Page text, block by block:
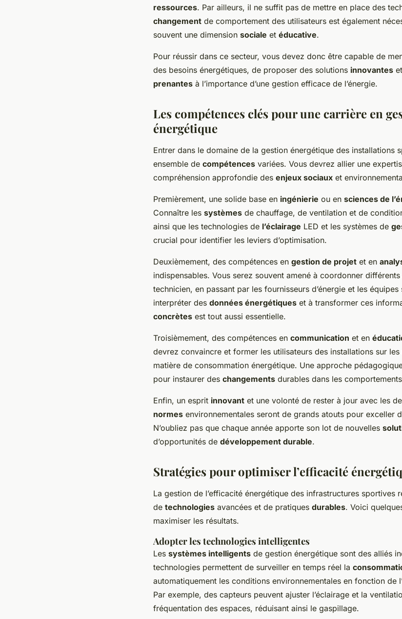
ressources. Par ailleurs, il ne suffit pas de mettre en place des
changement de comportement des utilisateurs est également
souvent une dimension sociale et éducative.
Pour réussir dans ce secteur, vous devez donc être capable de
des besoins énergétiques, de proposer des solutions innovantes
prenantes à l’importance d’une gestion efficace de l’énergie.
Les compétences clés pour une carrière en
énergétique
Entrer dans le domaine de la gestion énergétique des installations
ensemble de compétences variées. Vous devrez allier une
compréhension approfondie des enjeux sociaux et
Premièrement, une solide base en ingénierie ou en sciences de
Connaître les systèmes de chauffage, de ventilation et de
ainsi que les technologies de l’éclairage LED et les systèmes de
crucial pour identifier les leviers d’optimisation.
Deuxièmement, des compétences en gestion de projet et en
indispensables. Vous serez souvent amené à coordonner
technicien, en passant par les fournisseurs d’énergie et les
interpréter des données énergétiques et à transformer ces
concrètes est tout aussi essentielle.
Troisièmement, des compétences en communication et en
devrez convaincre et former les utilisateurs des installations sur
matière de consommation énergétique. Une approche
pour instaurer des changements durables dans les
Enfin, un esprit innovant et une volonté de rester à jour avec les
normes environnementales seront de grands atouts pour exceller
N’oubliez pas que chaque année apporte son lot de nouvelles
d’opportunités de développement durable.
Stratégies pour optimiser l’efficacité
La gestion de l’efficacité énergétique des infrastructures sportives
de technologies avancées et de pratiques durables. Voici
maximiser les résultats.
Adopter les technologies intelligentes
Les systèmes intelligents de gestion énergétique sont des alliés
technologies permettent de surveiller en temps réel la
automatiquement les conditions environnementales en fonction de
Par exemple, des capteurs peuvent ajuster l’éclairage et la
fréquentation des espaces, réduisant ainsi le gaspillage.